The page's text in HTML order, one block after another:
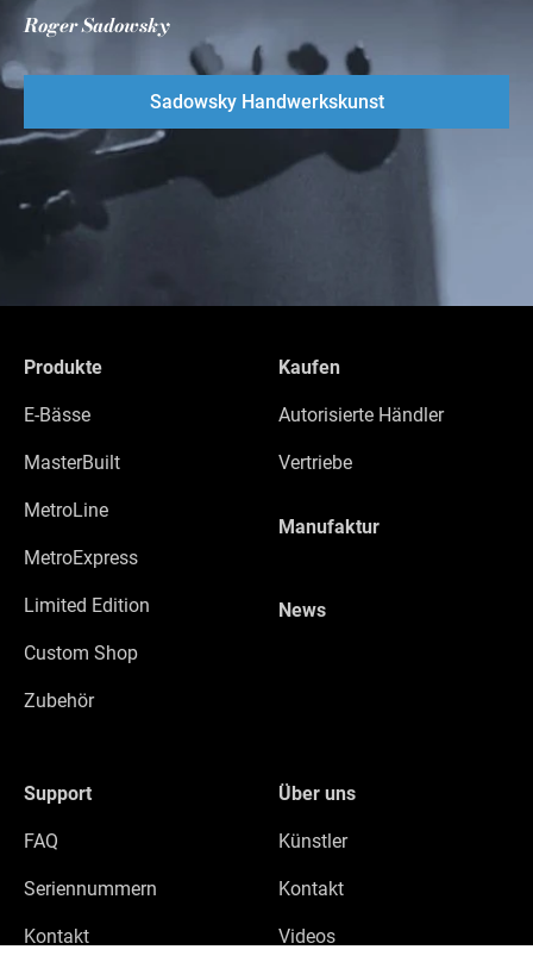
Roger Sadowsky
Sadowsky Handwerkskunst
Produkte
E-Bässe
MasterBuilt
MetroLine
MetroExpress
Limited Edition
Custom Shop
Zubehör
Kaufen
Autorisierte Händler
Vertriebe
Manufaktur
News
Support
FAQ
Seriennummern
Kontakt
Über uns
Künstler
Kontakt
Videos